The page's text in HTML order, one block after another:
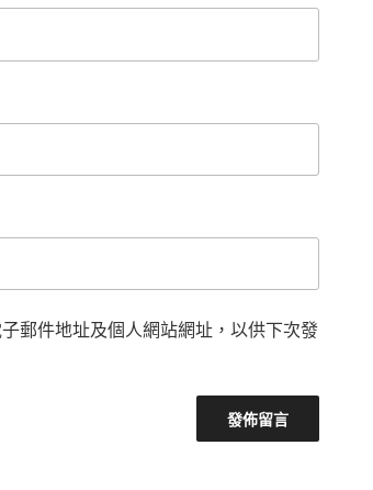
郵件地址及個人網站網址，以供下次發